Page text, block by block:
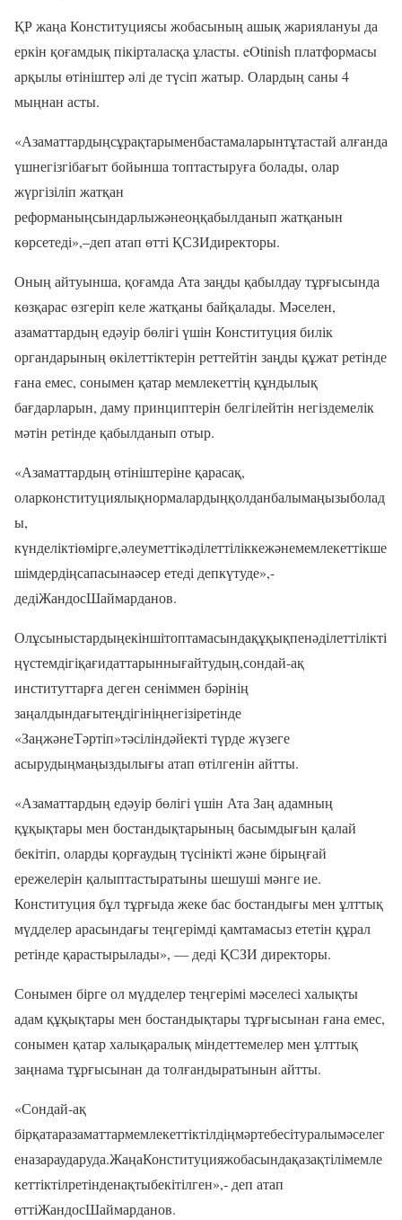
ҚР жаңа Конституциясы жобасының ашық жариялануы да
еркін қоғамдық пікірталасқа ұласты. eOtinish платформасы
арқылы өтініштер әлі де түсіп жатыр. Олардың саны 4
мыңнан асты.
«Азаматтардыңсұрақтарыменбастамаларынтұтастай алғанда
үшнегізгібағыт бойынша топтастыруға болады, олар
жүргізіліп жатқан
реформаныңсындарлыжәнеоңқабылданып жатқанын
көрсетеді»,–деп атап өтті ҚСЗИдиректоры.
Оның айтуынша, қоғамда Ата заңды қабылдау тұрғысында
көзқарас өзгеріп келе жатқаны байқалады. Мәселен,
азаматтардың едәуір бөлігі үшін Конституция билік
органдарының өкілеттіктерін реттейтін заңды құжат ретінде
ғана емес, сонымен қатар мемлекеттің құндылық
бағдарларын, даму принциптерін белгілейтін негіздемелік
мәтін ретінде қабылданып отыр.
«Азаматтардың өтініштеріне қарасақ,
оларконституциялықнормалардыңқолданбалымаңызыболад
ы,
күнделіктіөмірге,әлеуметтікәділеттіліккежәнемемлекеттікше
шімдердіңсапасынаәсер етеді депкүтуде»,-
дедіЖандосШаймарданов.
Олұсыныстардыңекіншітоптамасындақұқықпенәділеттілікті
ңүстемдігіқағидаттарыннығайтудың,сондай-ақ
институттарға деген сеніммен бәрінің
заңалдындағытеңдігініңнегізіретінде
«ЗаңжәнеТәртіп»тәсіліндәйекті түрде жүзеге
асырудыңмаңыздылығы атап өтілгенін айтты.
«Азаматтардың едәуір бөлігі үшін Ата Заң адамның
құқықтары мен бостандықтарының басымдығын қалай
бекітіп, оларды қорғаудың түсінікті және бірыңғай
ережелерін қалыптастыратыны шешуші мәнге ие.
Конституция бұл тұрғыда жеке бас бостандығы мен ұлттық
мүдделер арасындағы теңгерімді қамтамасыз ететін құрал
ретінде қарастырылады», — деді ҚСЗИ директоры.
Сонымен бірге ол мүдделер теңгерімі мәселесі халықты
адам құқықтары мен бостандықтары тұрғысынан ғана емес,
сонымен қатар халықаралық міндеттемелер мен ұлттық
заңнама тұрғысынан да толғандыратынын айтты.
«Сондай-ақ
бірқатаразаматтармемлекеттіктілдіңмәртебесітуралымәселег
еназараударуда.ЖаңаКонституцияжобасындақазақтілімемле
кеттіктілретінденақтыбекітілген»,- деп атап
өттіЖандосШаймарданов.